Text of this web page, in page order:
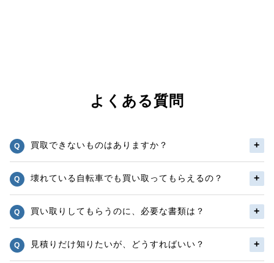
よくある質問
買取できないものはありますか？
壊れている自転車でも買い取ってもらえるの？
買い取りしてもらうのに、必要な書類は？
見積りだけ知りたいが、どうすればいい？